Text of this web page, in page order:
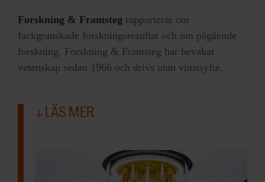
Forskning & Framsteg rapporterar om
fackgranskade forskningsresultat och om pågående
forskning. Forskning & Framsteg har bevakat
vetenskap sedan 1966 och drivs utan vinstsyfte.
LÄS MER